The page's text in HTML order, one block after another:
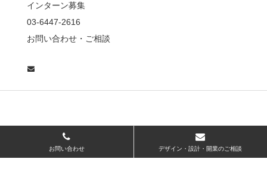
な店舗デザイン
料理・個室の距離感か
インターン募集
03-6447-2616
お問い合わせ・ご相談
お問い合わせ デザイン・設計・開業のご相談